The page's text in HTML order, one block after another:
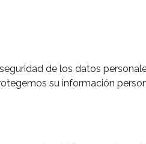
de los datos
su información